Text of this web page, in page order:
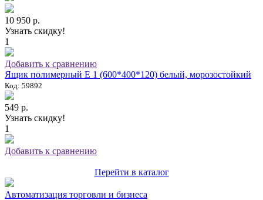
10 950 р.
Узнать скидку!
1
Добавить к сравнению
Ящик полимерный E 1 (600*400*120) белый, морозостойкий
Код: 59892
549 р.
Узнать скидку!
1
Добавить к сравнению
Перейти в каталог
Автоматизация торговли и бизнеса